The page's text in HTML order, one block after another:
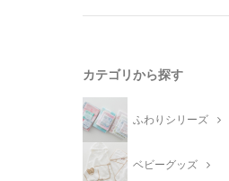
カテゴリから探す
ふわりシリーズ
ベビーグッズ